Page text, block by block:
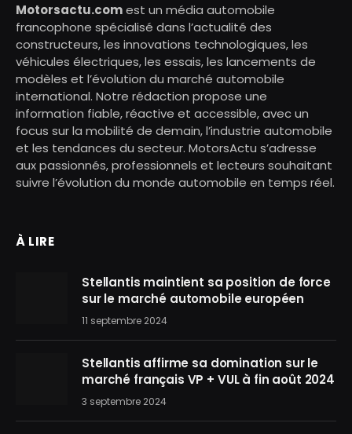
Motorsactu.comest un média automobile
francophone spécialisé dans l’actualité des
constructeurs, les innovations technologiques, les
véhicules électriques, les essais, les lancements de
modèles et l’évolution du marché automobile
international. Notre rédaction propose une
information fiable, réactive et accessible, avec un
focus sur la mobilité de demain, l’industrie automobile
et les tendances du secteur. MotorsActu s’adresse
aux passionnés, professionnels et lecteurs souhaitant
suivre l’évolution du monde automobile en temps réel.
À LIRE
Stellantis maintient sa position de force
sur le marché automobile européen
11 septembre 2024
Stellantis affirme sa domination sur le
marché français VP + VUL à fin août 2024
3 septembre 2024